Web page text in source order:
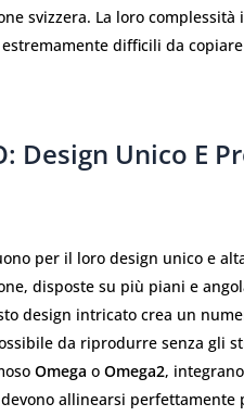
svizzera. La loro
difficili da
Design Unico E
per il loro design unico e
disposte su più piani e
design intricato crea un
da riprodurre senza gli
Omega o Omega2,
allinearsi